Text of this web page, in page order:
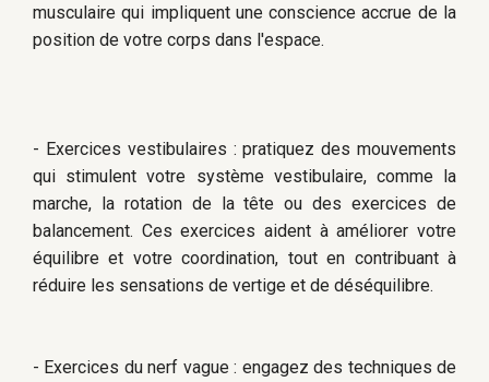
musculaire qui impliquent une conscience accrue de la
position de votre corps dans l'espace.
- Exercices vestibulaires : pratiquez des mouvements
qui stimulent votre système vestibulaire, comme la
marche, la rotation de la tête ou des exercices de
balancement. Ces exercices aident à améliorer votre
équilibre et votre coordination, tout en contribuant à
réduire les sensations de vertige et de déséquilibre.
- Exercices du nerf vague : engagez des techniques de